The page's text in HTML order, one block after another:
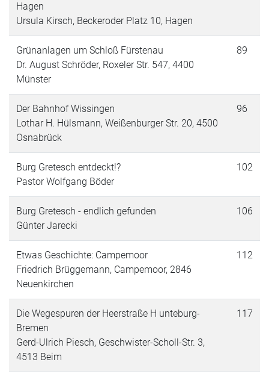
Hagen
Ursula Kirsch, Beckeroder Platz 10, Hagen
Grünanlagen um Schloß Fürstenau
Dr. August Schröder, Roxeler Str. 547, 4400
Münster
89
Der Bahnhof Wissingen
Lothar H. Hülsmann, Weißenburger Str. 20, 4500
Osnabrück
96
Burg Gretesch entdeckt!?
Pastor Wolfgang Böder
102
Burg Gretesch - endlich gefunden
Günter Jarecki
106
Etwas Geschichte: Campemoor
Friedrich Brüggemann, Campemoor, 2846
Neuenkirchen
112
Die Wegespuren der Heerstraße H unteburg-
Bremen
Gerd-Ulrich Piesch, Geschwister-Scholl-Str. 3,
4513 Beim
117